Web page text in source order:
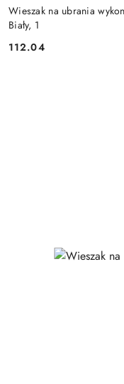
Wieszak na ubrania
Biały, 1
Cena:
112.04